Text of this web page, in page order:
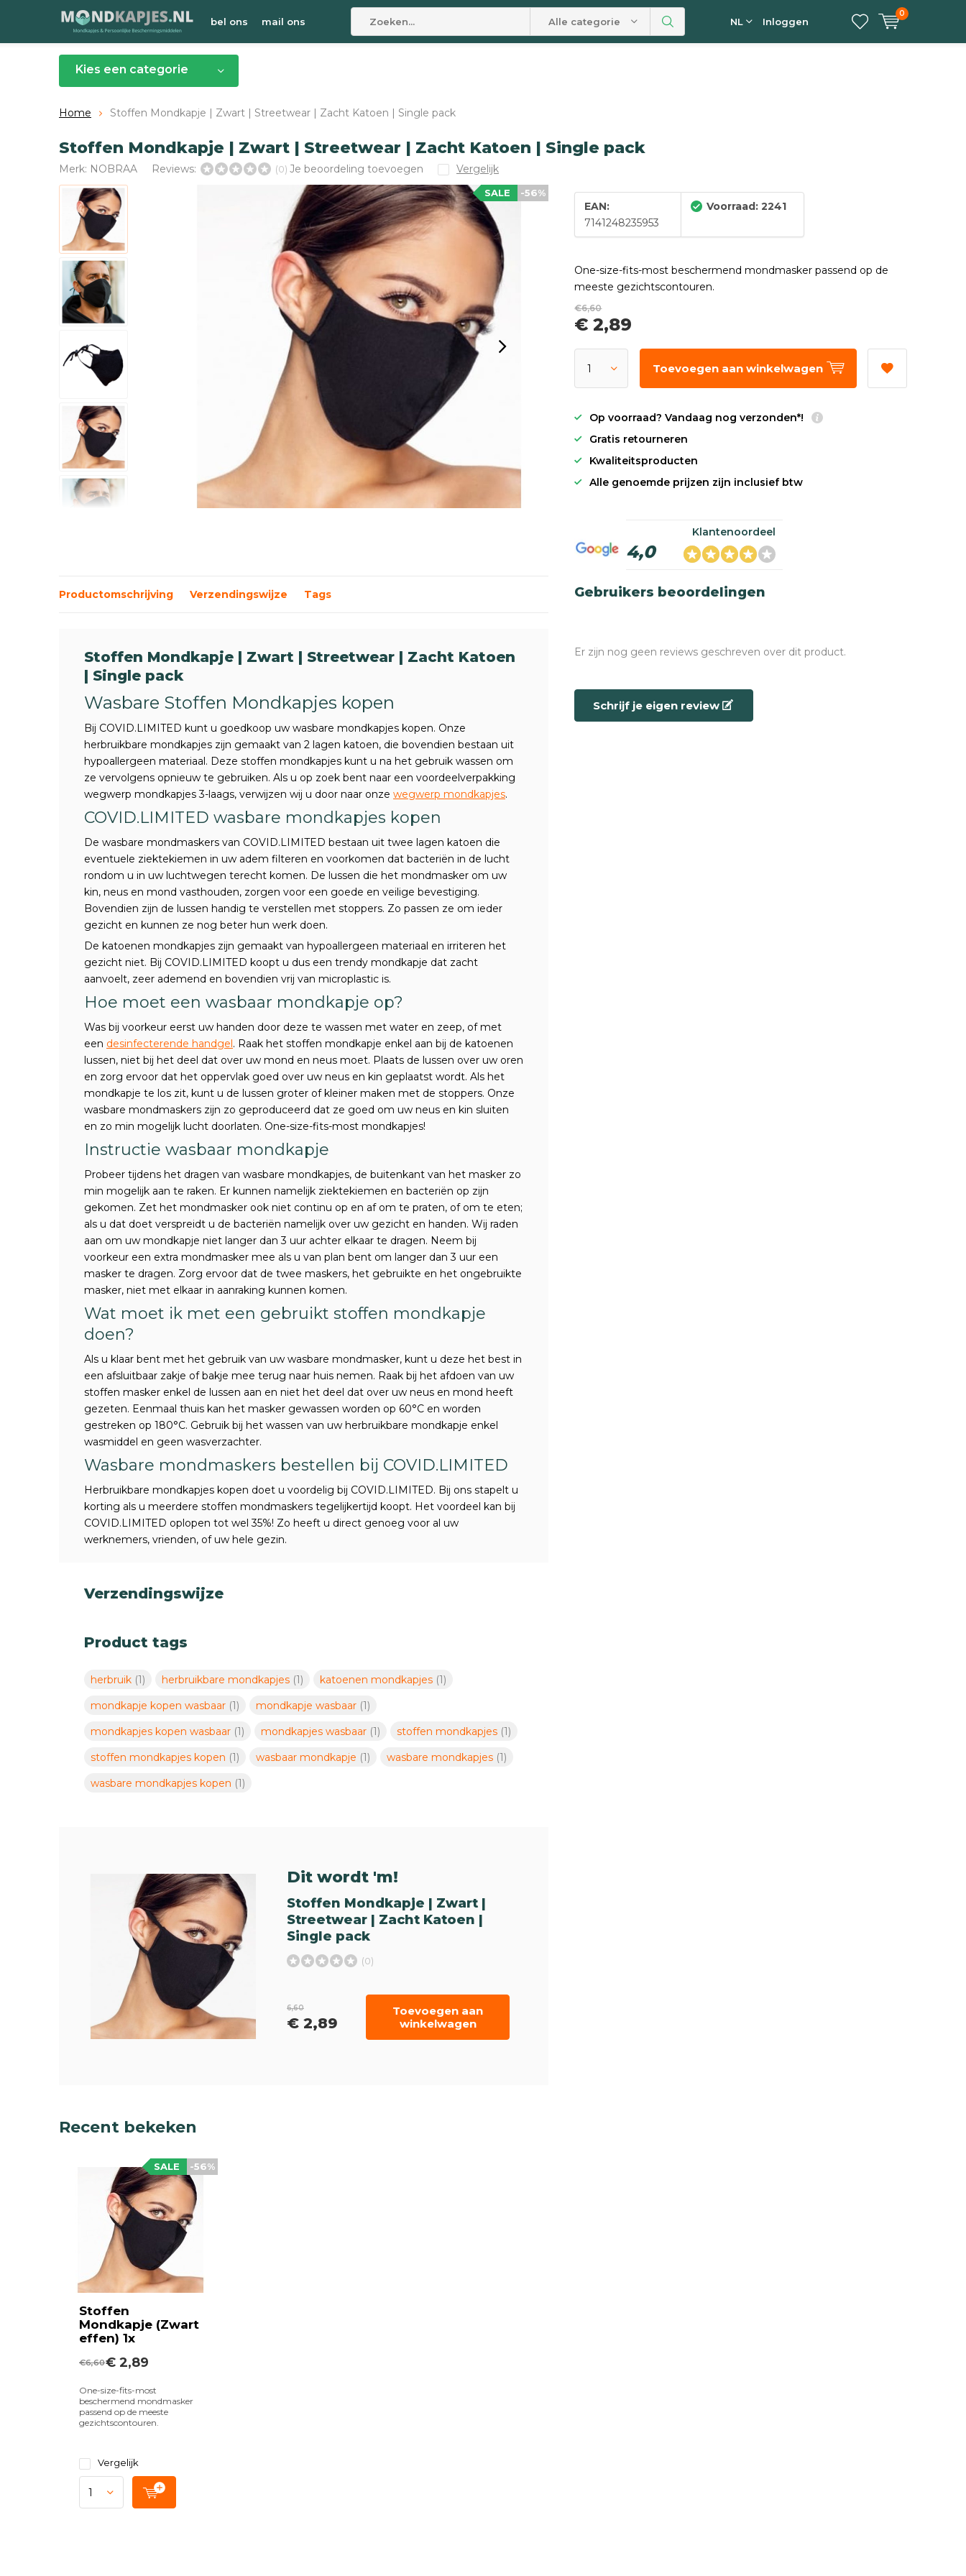
bel ons mail ons Alle categorieën NL Inloggen
0
Kies een categorie
Home Stoffen Mondkapje | Zwart | Streetwear | Zacht Katoen | Single pack
Stoffen Mondkapje | Zwart | Streetwear | Zacht Katoen | Single pack
Merk: NOBRAA Reviews: (0) Je beoordeling toevoegen Vergelijk
-56%
SALE
EAN:
7141248235953
Voorraad: 2241
One-size-fits-most beschermend mondmasker passend op de
meeste gezichtscontouren.
€6,60
€ 2,89
Toevoegen aan winkelwagen
Op voorraad? Vandaag nog verzonden*!
Gratis retourneren
Kwaliteitsproducten
Alle genoemde prijzen zijn inclusief btw
4,0
Klantenoordeel
Productomschrijving Verzendingswijze Tags
Stoffen Mondkapje | Zwart | Streetwear | Zacht Katoen
| Single pack
Wasbare Stoffen Mondkapjes kopen
Bij COVID.LIMITED kunt u goedkoop uw wasbare mondkapjes kopen. Onze
herbruikbare mondkapjes zijn gemaakt van 2 lagen katoen, die bovendien bestaan uit
hypoallergeen materiaal. Deze stoffen mondkapjes kunt u na het gebruik wassen om
ze vervolgens opnieuw te gebruiken. Als u op zoek bent naar een voordeelverpakking
wegwerp mondkapjes 3-laags, verwijzen wij u door naar onze wegwerp mondkapjes.
COVID.LIMITED wasbare mondkapjes kopen
De wasbare mondmaskers van COVID.LIMITED bestaan uit twee lagen katoen die
eventuele ziektekiemen in uw adem filteren en voorkomen dat bacteriën in de lucht
rondom u in uw luchtwegen terecht komen. De lussen die het mondmasker om uw
kin, neus en mond vasthouden, zorgen voor een goede en veilige bevestiging.
Bovendien zijn de lussen handig te verstellen met stoppers. Zo passen ze om ieder
gezicht en kunnen ze nog beter hun werk doen.
De katoenen mondkapjes zijn gemaakt van hypoallergeen materiaal en irriteren het
gezicht niet. Bij COVID.LIMITED koopt u dus een trendy mondkapje dat zacht
aanvoelt, zeer ademend en bovendien vrij van microplastic is.
Hoe moet een wasbaar mondkapje op?
Was bij voorkeur eerst uw handen door deze te wassen met water en zeep, of met
een desinfecterende handgel. Raak het stoffen mondkapje enkel aan bij de katoenen
lussen, niet bij het deel dat over uw mond en neus moet. Plaats de lussen over uw oren
en zorg ervoor dat het oppervlak goed over uw neus en kin geplaatst wordt. Als het
mondkapje te los zit, kunt u de lussen groter of kleiner maken met de stoppers. Onze
wasbare mondmaskers zijn zo geproduceerd dat ze goed om uw neus en kin sluiten
en zo min mogelijk lucht doorlaten. One-size-fits-most mondkapjes!
Instructie wasbaar mondkapje
Probeer tijdens het dragen van wasbare mondkapjes, de buitenkant van het masker zo
min mogelijk aan te raken. Er kunnen namelijk ziektekiemen en bacteriën op zijn
gekomen. Zet het mondmasker ook niet continu op en af om te praten, of om te eten;
als u dat doet verspreidt u de bacteriën namelijk over uw gezicht en handen. Wij raden
aan om uw mondkapje niet langer dan 3 uur achter elkaar te dragen. Neem bij
voorkeur een extra mondmasker mee als u van plan bent om langer dan 3 uur een
masker te dragen. Zorg ervoor dat de twee maskers, het gebruikte en het ongebruikte
masker, niet met elkaar in aanraking kunnen komen.
Wat moet ik met een gebruikt stoffen mondkapje
doen?
Als u klaar bent met het gebruik van uw wasbare mondmasker, kunt u deze het best in
een afsluitbaar zakje of bakje mee terug naar huis nemen. Raak bij het afdoen van uw
stoffen masker enkel de lussen aan en niet het deel dat over uw neus en mond heeft
gezeten. Eenmaal thuis kan het masker gewassen worden op 60°C en worden
gestreken op 180°C. Gebruik bij het wassen van uw herbruikbare mondkapje enkel
wasmiddel en geen wasverzachter.
Wasbare mondmaskers bestellen bij COVID.LIMITED
Herbruikbare mondkapjes kopen doet u voordelig bij COVID.LIMITED. Bij ons stapelt u
korting als u meerdere stoffen mondmaskers tegelijkertijd koopt. Het voordeel kan bij
COVID.LIMITED oplopen tot wel 35%! Zo heeft u direct genoeg voor al uw
werknemers, vrienden, of uw hele gezin.
Verzendingswijze
Product tags
herbruik (1) herbruikbare mondkapjes (1) katoenen mondkapjes (1)
mondkapje kopen wasbaar (1) mondkapje wasbaar (1)
mondkapjes kopen wasbaar (1) mondkapjes wasbaar (1) stoffen mondkapjes (1)
stoffen mondkapjes kopen (1) wasbaar mondkapje (1) wasbare mondkapjes (1)
wasbare mondkapjes kopen (1)
Dit wordt 'm!
Stoffen Mondkapje | Zwart |
Streetwear | Zacht Katoen |
Single pack
(0)
6,60
€ 2,89
Toevoegen aan
winkelwagen
Gebruikers beoordelingen
Er zijn nog geen reviews geschreven over dit product.
Schrijf je eigen review
Recent bekeken
Stoffen
Mondkapje (Zwart
effen) 1x
-56%
SALE
€6,60€ 2,89
One-size-fits-most
beschermend mondmasker
passend op de meeste
gezichtscontouren.
Vergelijk